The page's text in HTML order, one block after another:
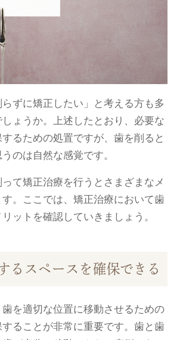
らずに矯正したい」と考える方も多
ょうか。上述したとおり、必要な
るための処置ですが、歯を削ると
のは自然な感覚です。
て矯正治療を行うとさまざまなメ
す。ここでは、矯正治療において歯
ットを確認していきましょう。
るスペースを確保できる
を適切な位置に移動させるための
ることが非常に重要です。歯と歯